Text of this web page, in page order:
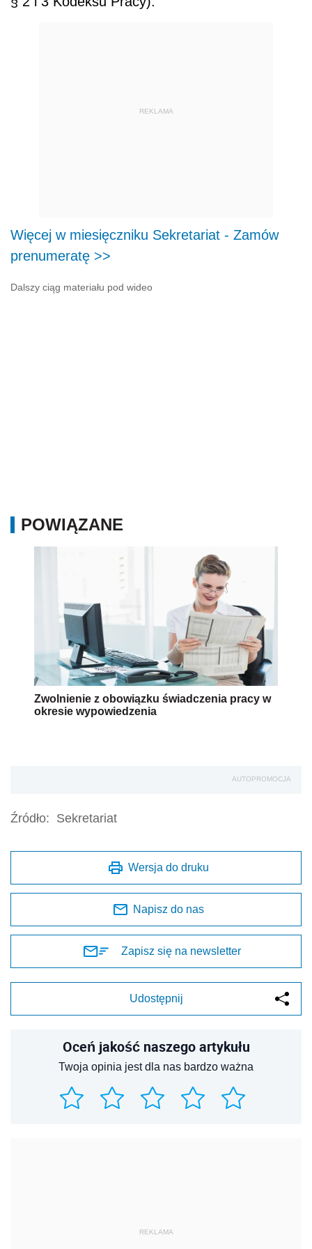
REKLAMA
Więcej w miesięczniku Sekretariat - Zamów
prenumeratę >>
Dalszy ciąg materiału pod wideo
POWIĄZANE
Zwolnienie z obowiązku świadczenia pracy w
okresie wypowiedzenia
AUTOPROMOCJA
Źródło: Sekretariat
Wersja do druku
Napisz do nas
Zapisz się na newsletter
Udostępnij
Oceń jakość naszego artykułu
Twoja opinia jest dla nas bardzo ważna
REKLAMA